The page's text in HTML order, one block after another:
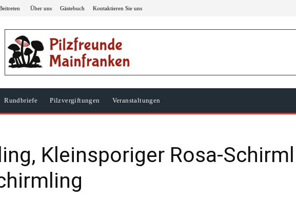
Über uns Gästebuch Kontaktieren Sie uns
Rundbriefe Pilzvergiftungen Veranstaltungen
Kleinsporiger Rosa-